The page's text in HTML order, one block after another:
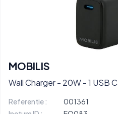
MOBILIS
Wall Charger - 20W - 1 USB C
Referentie :
001361